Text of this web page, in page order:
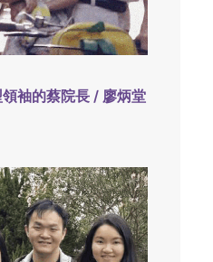
袖的蔡院長 / 廖炳堂